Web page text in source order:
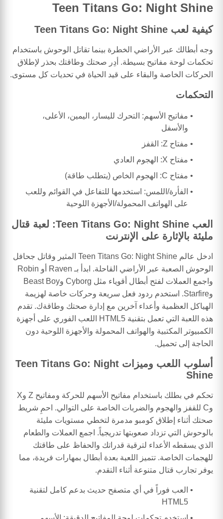
Teen Titans Go: Night Shine
كيفية لعب Teen Titans Go: Night Shine
وجه أبطالك عبر الأراضي الخطرة بينما تقاتل الوحوش باستخدام
تحكمات لوحة مفاتيح بسيطة. أدِر صحتك وطاقتك بحذر لإطلاق
الحركات الخاصة والبقاء على قيد الحياة في تحديات كل مستوى.
التحكمات
مفاتيح الأسهم: التحرك لليسار، اليمين، الأعلى،
والأسفل
مفتاح Z: القفز
مفتاح X: الهجوم العادي
مفتاح C: الهجوم الخاص (يتطلب طاقة)
الفأرة/اللمس: استخدمها للتفاعل في القوائم وللعب
على الهواتف المحمولة/الأجهزة اللوحية
العب Teen Titans Go: Night Shine: لعبة قتال
مليئة بالإثارة على الإنترنت
ادخل عالم Teen Titans Go: Night Shine المثير وقاتل جحافل
الوحوش الصعبة عبر الأراضي القاحلة. ابدأ بـ Raven أو Robin
واجمع العملات لفتح أبطال أقوياء مثل Cyborg وBeast Boy
وStarfire. استخدم ردود فعل سريعة وحركات خاصة لهزيمة
الهياكل العظمية وأعداء آخرين مع إدارة صحتك وطاقةك. تقدم
هذه اللعبة التي تعمل بتقنية HTML5 اللعب الفوري على أجهزة
الكمبيوتر المكتبية والهواتف المحمولة والأجهزة اللوحية دون
الحاجة إلى تحميل.
أسلوب اللعب وميزات Teen Titans Go: Night
Shine
تحكم في بطلك باستخدام مفاتيح الأسهم للحركة ومفاتيح Z وX
وC للقفز والهجوم والضربات الخاصة على التوالي. احمِ شريط
صحتك أثناء إطلاق كومبو مدمرة لتخطي مستويات مليئة
بالوحوش التي تزداد صعوبتها تدريجياً. اجمع العملات والطعام
الذي يسقطه الأعداء لترقية قدراتك والحفاظ على طاقتك
للهجمات الخاصة. تتميز اللعبة بعدة أبطال بمهارات فريدة، مما
يوفر تجارب قتال متنوعة أثناء التقدم.
العب فوراً في أي متصفح حديث بدعم كامل لتقنية
HTML5